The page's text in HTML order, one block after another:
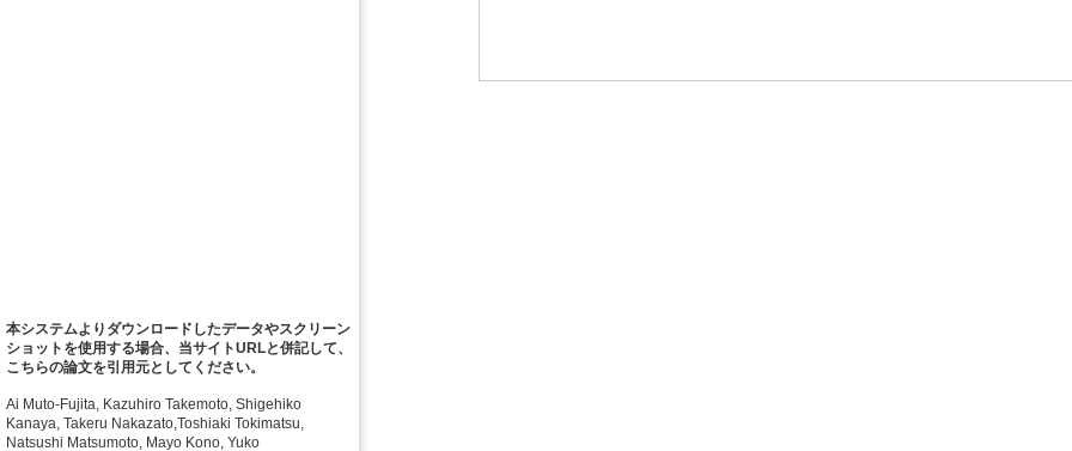
本システムよりダウンロードしたデータやスクリーン
ショットを使用する場合、当サイトURLと併記して、
こちらの論文を引用元としてください。
Ai Muto-Fujita, Kazuhiro Takemoto, Shigehiko
Kanaya, Takeru Nakazato,Toshiaki Tokimatsu,
Natsushi Matsumoto, Mayo Kono, Yuko